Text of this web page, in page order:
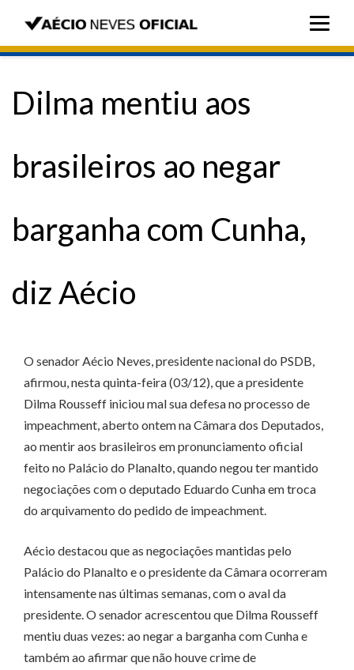
Dilma mentiu aos
brasileiros ao negar
barganha com Cunha,
diz Aécio
O senador Aécio Neves, presidente nacional do PSDB,
afirmou, nesta quinta-feira (03/12), que a presidente
Dilma Rousseff iniciou mal sua defesa no processo de
impeachment, aberto ontem na Câmara dos Deputados,
ao mentir aos brasileiros em pronunciamento oficial
feito no Palácio do Planalto, quando negou ter mantido
negociações com o deputado Eduardo Cunha em troca
do arquivamento do pedido de impeachment.
Aécio destacou que as negociações mantidas pelo
Palácio do Planalto e o presidente da Câmara ocorreram
intensamente nas últimas semanas, com o aval da
presidente. O senador acrescentou que Dilma Rousseff
mentiu duas vezes: ao negar a barganha com Cunha e
também ao afirmar que não houve crime de